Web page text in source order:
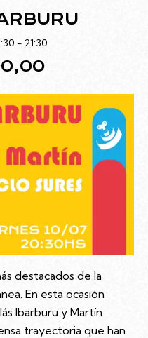
- 21:30
destacados de la
En esta ocasión
Ibarburu y Martín
trayectoria que han